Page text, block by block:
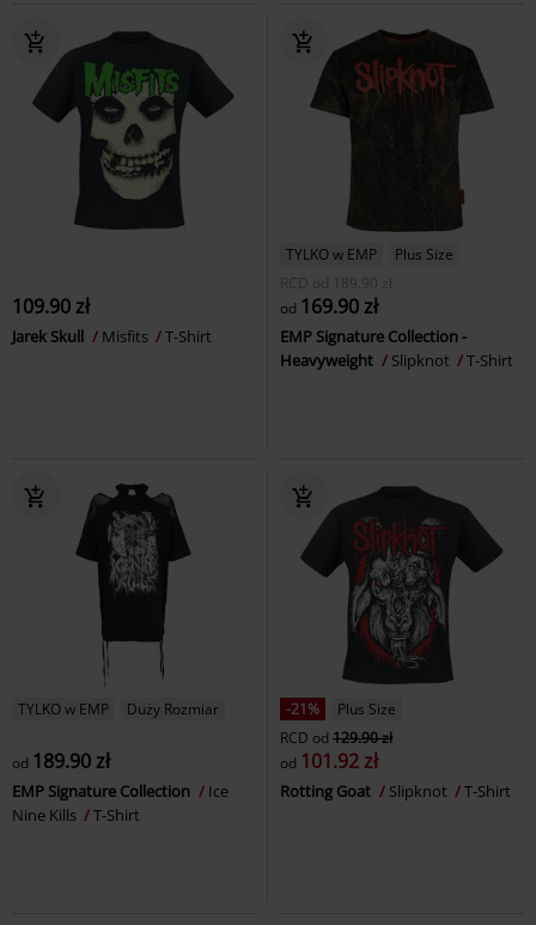
109.90 zł
Jarek Skull Misfits T-Shirt
TYLKO w EMP
Plus Size
RCD
od 189.90 zł
od 169.90 zł
EMP Signature Collection -
Heavyweight
Slipknot T-Shirt
TYLKO w EMP Duży Rozmiar
od 189.90 zł
EMP Signature Collection
Ice
Nine Kills
T-Shirt
-21%
Plus Size
RCD od 129.90 zł
od 101.92 zł
Rotting Goat Slipknot T-Shirt